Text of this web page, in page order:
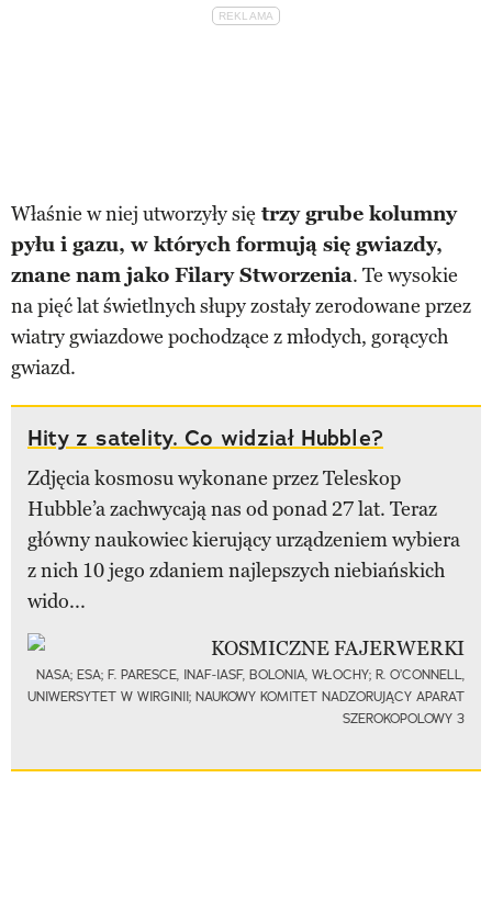
Właśnie w niej utworzyły się trzy grube kolumny
pyłu i gazu, w których formują się gwiazdy,
znane nam jako Filary Stworzenia. Te wysokie
na pięć lat świetlnych słupy zostały zerodowane przez
wiatry gwiazdowe pochodzące z młodych, gorących
gwiazd.
Hity z satelity. Co widział Hubble?
Zdjęcia kosmosu wykonane przez Teleskop
Hubble’a zachwycają nas od ponad 27 lat. Teraz
główny naukowiec kierujący urządzeniem wybiera
z nich 10 jego zdaniem najlepszych niebiańskich
wido...
NASA; ESA; F. PARESCE, INAF-IASF, BOLONIA, WŁOCHY; R. O’CONNELL,
UNIWERSYTET W WIRGINII; NAUKOWY KOMITET NADZORUJĄCY APARAT
SZEROKOPOLOWY 3